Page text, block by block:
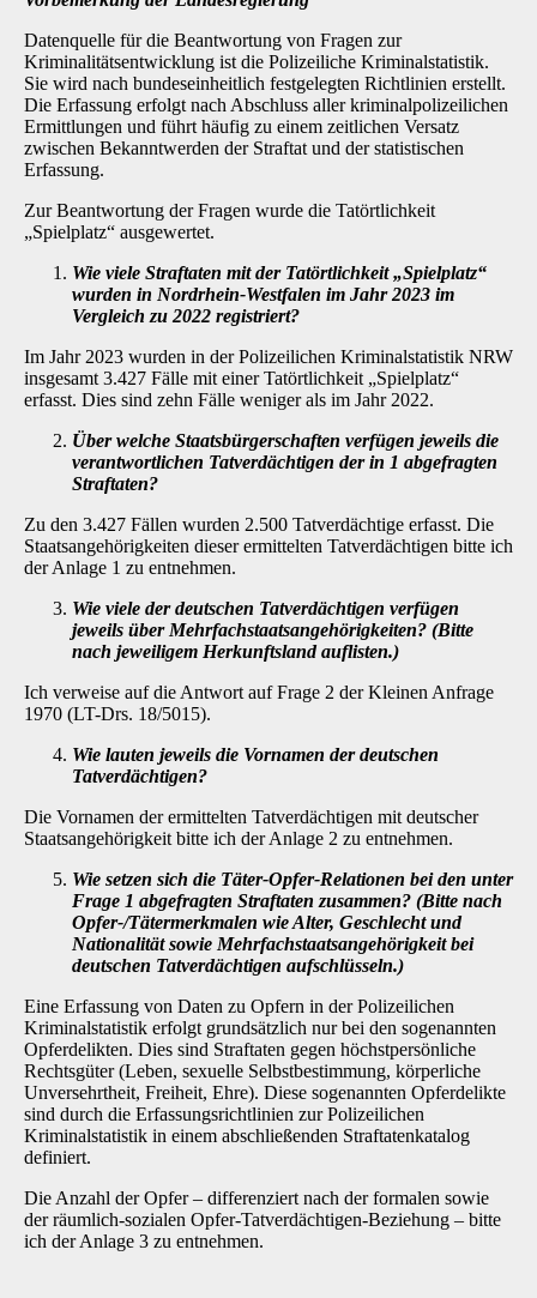
Datenquelle für die Beantwortung von Fragen zur
Kriminalitätsentwicklung ist die Polizeiliche Kriminalstatistik.
Sie wird nach bundeseinheitlich festgelegten Richtlinien erstellt.
Die Erfas­sung erfolgt nach Abschluss aller kriminalpolizeilichen
Ermittlungen und führt häufig zu einem zeitlichen Versatz
zwischen Bekanntwerden der Straftat und der statistischen
Erfassung.
Zur Beantwortung der Fragen wurde die Tatörtlichkeit
„Spielplatz“ ausgewertet.
Wie viele Straftaten mit der Tatörtlichkeit „Spielplatz“
wurden in Nordrhein-West­falen im Jahr 2023 im
Vergleich zu 2022 registriert?
Im Jahr 2023 wurden in der Polizeilichen Kriminalstatistik NRW
insgesamt 3.427 Fälle mit einer Tatörtlichkeit „Spielplatz“
erfasst. Dies sind zehn Fälle weniger als im Jahr 2022.
Über welche Staatsbürgerschaften verfügen jeweils die
verantwortlichen Tatver­dächtigen der in 1 abgefragten
Straftaten?
Zu den 3.427 Fällen wurden 2.500 Tatverdächtige erfasst. Die
Staatsangehörigkeiten dieser ermittelten Tatverdächtigen bitte ich
der Anlage 1 zu entnehmen.
Wie viele der deutschen Tatverdächtigen verfügen
jeweils über Mehrfachstaatsan­gehörigkeiten? (Bitte
nach jeweiligem Herkunftsland auflisten.)
Ich verweise auf die Antwort auf Frage 2 der Kleinen Anfrage
1970 (LT-Drs. 18/5015).
Wie lauten jeweils die Vornamen der deutschen
Tatverdächtigen?
Die Vornamen der ermittelten Tatverdächtigen mit deutscher
Staatsangehörigkeit bitte ich der Anlage 2 zu entnehmen.
Wie setzen sich die Täter-Opfer-Relationen bei den unter
Frage 1 abgefragten Straftaten zusammen? (Bitte nach
Opfer-/Tätermerkmalen wie Alter, Geschlecht und
Nationalität sowie Mehrfachstaatsangehörigkeit bei
deutschen Tatverdächti­gen aufschlüsseln.)
Eine Erfassung von Daten zu Opfern in der Polizeilichen
Kriminalstatistik erfolgt grundsätzlich nur bei den sogenannten
Opferdelikten. Dies sind Straftaten gegen höchstpersönliche
Rechts­güter (Leben, sexuelle Selbstbestimmung, körperliche
Unversehrtheit, Freiheit, Ehre). Diese sogenannten Opferdelikte
sind durch die Erfassungsrichtlinien zur Polizeilichen
Kriminalstatis­tik in einem abschließenden Straftatenkatalog
definiert.
Die Anzahl der Opfer – differenziert nach der formalen sowie
der räumlich-sozialen Opfer-Tat­verdächtigen-Beziehung – bitte
ich der Anlage 3 zu entnehmen.